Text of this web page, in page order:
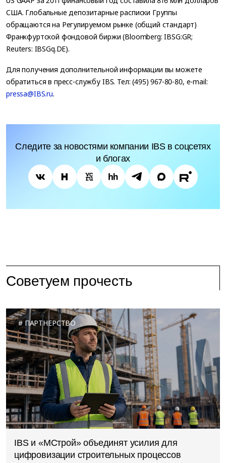
США. Глобальные депозитарные расписки Группы
обращаются на Регулируемом рынке (общий стандарт)
Франкфуртской фондовой биржи (Bloomberg: IBSG:GR;
Reuters: IBSGq.DE).
Для получения дополнительной информации вы можете
обратиться в пресс-службу IBS. Тел: (495) 967-80-80, e-mail:
pressa@IBS.ru.
Следите за новостями компании IBS в соцсетях
и блогах
Советуем прочесть
ПАРТНЕРСТВО
IBS и «МСтрой» объединят усилия для
цифровизации строительных процессов